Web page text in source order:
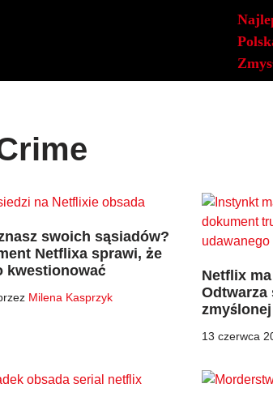
swoich sąsiadów?
Netflixa sprawi, że
kwestionować
Milena Kasprzyk
Netflix
Odtwarza
13 czerwca